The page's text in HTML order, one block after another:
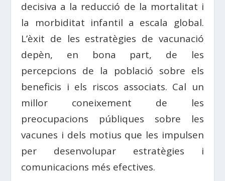
decisiva a la reducció de la mortalitat i
la morbiditat infantil a escala global.
L’èxit de les estratègies de vacunació
depèn, en bona part, de les
percepcions de la població sobre els
beneficis i els riscos associats. Cal un
millor coneixement de les
preocupacions públiques sobre les
vacunes i dels motius que les impulsen
per desenvolupar estratègies i
comunicacions més efectives.